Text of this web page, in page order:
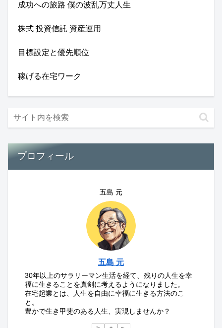
成功への旅路 僕の波乱万丈人生
株式 投資信託 資産運用
目標設定と優先順位
稼げる在宅ワーク
プロフィール
五島 元
五島 元
30年以上のサラリーマン生活を経て、残りの人生を幸
福に生きることを真剣に考えるようになりました。
在宅起業とは、人生を自由に幸福に生きる方法のこ
と。
豊かで生き甲斐のある人生、実現しませんか？